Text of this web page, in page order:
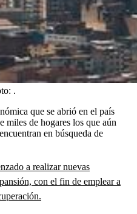
.
que se abrió en el país
miles de hogares los que aún
en búsqueda de
a realizar nuevas
con el fin de emplear a